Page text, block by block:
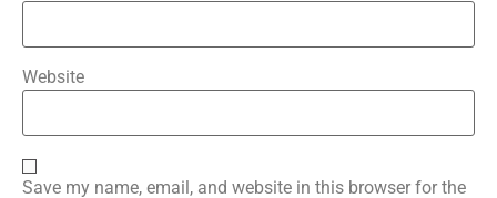
Website
Save my name, email, and website in this browser for the